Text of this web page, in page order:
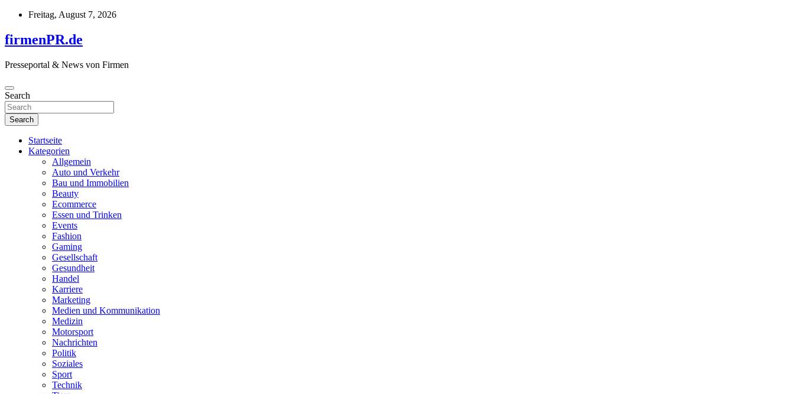
Skip
content
Freitag, August 7, 2026
firmenPR.de
Presseportal & News von Firmen
Search
Search
Startseite
Kategorien
Allgemein
Auto und Verkehr
Bau und Immobilien
Beauty
Ecommerce
Essen und Trinken
Events
Fashion
Gaming
Gesellschaft
Gesundheit
Handel
Karriere
Marketing
Medien und Kommunikation
Medizin
Motorsport
Nachrichten
Politik
Soziales
Sport
Technik